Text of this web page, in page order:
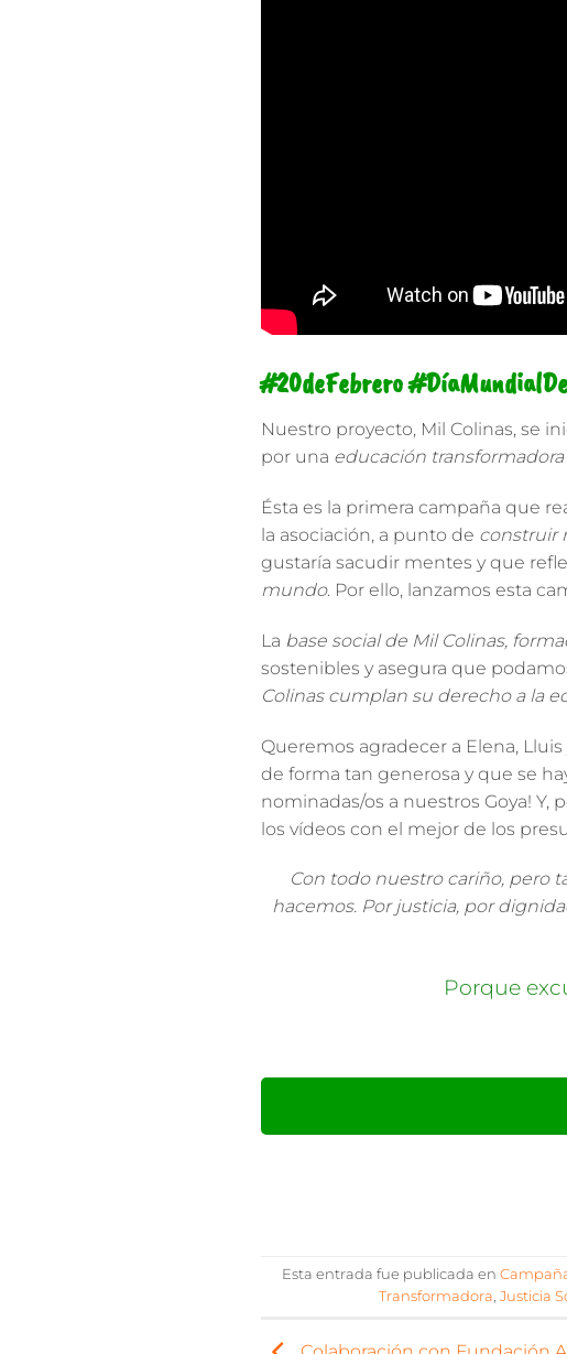
#20deFebrero
Nuestro proyecto, Mil Colinas, se
por una educación
Ésta es la primera campaña que
la asociación, a punto de construir
gustaría sacudir mentes y que
mundo. Por ello, lanzamos esta
La base social de Mil Colinas,
sostenibles y asegura que
Colinas cumplan su derecho a la
Queremos agradecer a Elena,
de forma tan generosa y que se
nominadas/os a nuestros Goya! Y,
los vídeos con el mejor de los
Con todo nuestro cariño, pero
hacemos. Por justicia, por
Porque
Esta entrada fue publicada en
Transformadora, Justicia